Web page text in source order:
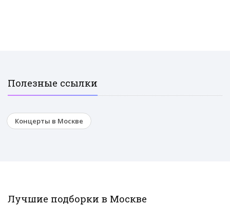
Полезные ссылки
Концерты в Москве
Лучшие подборки в Москве